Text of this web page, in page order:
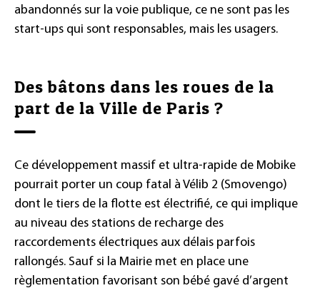
abandonnés sur la voie publique, ce ne sont pas les
start-ups qui sont responsables, mais les usagers.
Des bâtons dans les roues de la
part de la Ville de Paris ?
Ce développement massif et ultra-rapide de Mobike
pourrait porter un coup fatal à Vélib 2 (Smovengo)
dont le tiers de la flotte est électrifié, ce qui implique
au niveau des stations de recharge des
raccordements électriques aux délais parfois
rallongés. Sauf si la Mairie met en place une
règlementation favorisant son bébé gavé d’argent